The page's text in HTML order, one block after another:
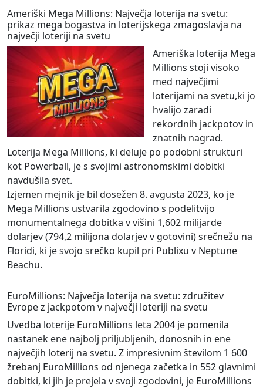
Ameriški Mega Millions: Največja loterija na svetu:
prikaz mega bogastva in loterijskega zmagoslavja na
največji loteriji na svetu
Ameriška loterija Mega
Millions stoji visoko
med največjimi
loterijami na svetu,ki jo
hvalijo zaradi
rekordnih jackpotov in
znatnih nagrad.
Loterija Mega Millions, ki deluje po podobni strukturi
kot Powerball, je s svojimi astronomskimi dobitki
navdušila svet.
Izjemen mejnik je bil dosežen 8. avgusta 2023, ko je
Mega Millions ustvarila zgodovino s podelitvijo
monumentalnega dobitka v višini 1,602 milijarde
dolarjev (794,2 milijona dolarjev v gotovini) srečnežu na
Floridi, ki je svojo srečko kupil pri Publixu v Neptune
Beachu.
EuroMillions: Največja loterija na svetu: združitev
Evrope z jackpotom v največji loteriji na svetu
Uvedba loterije EuroMillions leta 2004 je pomenila
nastanek ene najbolj priljubljenih, donosnih in ene
največjih loterij na svetu. Z impresivnim številom 1 600
žrebanj EuroMillions od njenega začetka in 552 glavnimi
dobitki, ki jih je prejela v svoji zgodovini, je EuroMillions